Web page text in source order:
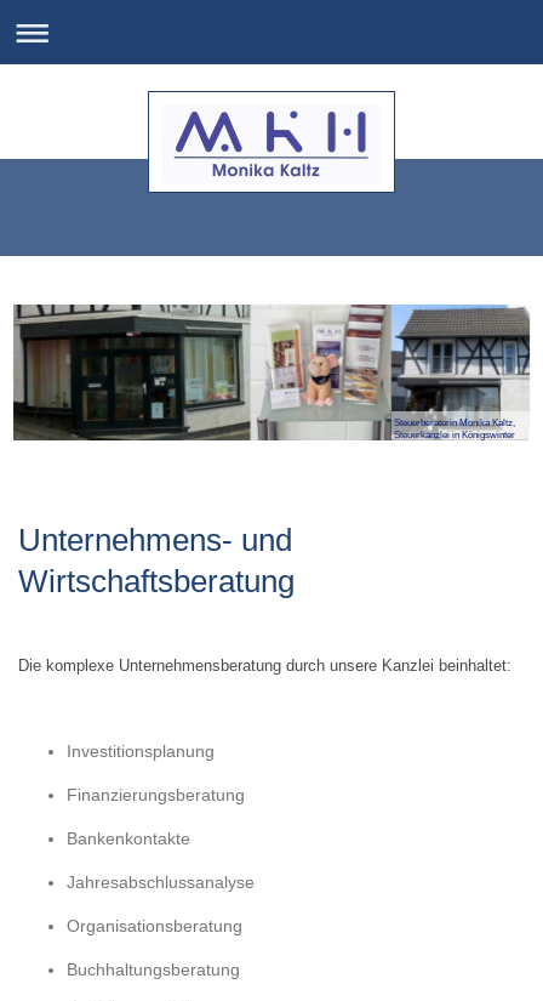
Steuerberaterin Monika Kaltz,
Steuerkanzlei in Königswinter
Unternehmens- und
Wirtschaftsberatung
Die komplexe Unternehmensberatung durch unsere Kanzlei beinhaltet:
Investitionsplanung
Finanzierungsberatung
Bankenkontakte
Jahresabschlussanalyse
Organisationsberatung
Buchhaltungsberatung